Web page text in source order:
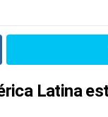
Latina